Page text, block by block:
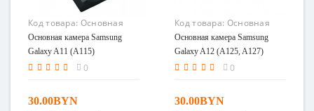
Код товара: Основная
камера Samsung Galaxy
A11 (A115)
Основная камера Samsung
Galaxy A11 (A115)
0
30.00BYN
Код товара: Основная
камера Samsung Galaxy
A12 (A125, A127)
Основная камера Samsung
Galaxy A12 (A125, A127)
0
30.00BYN